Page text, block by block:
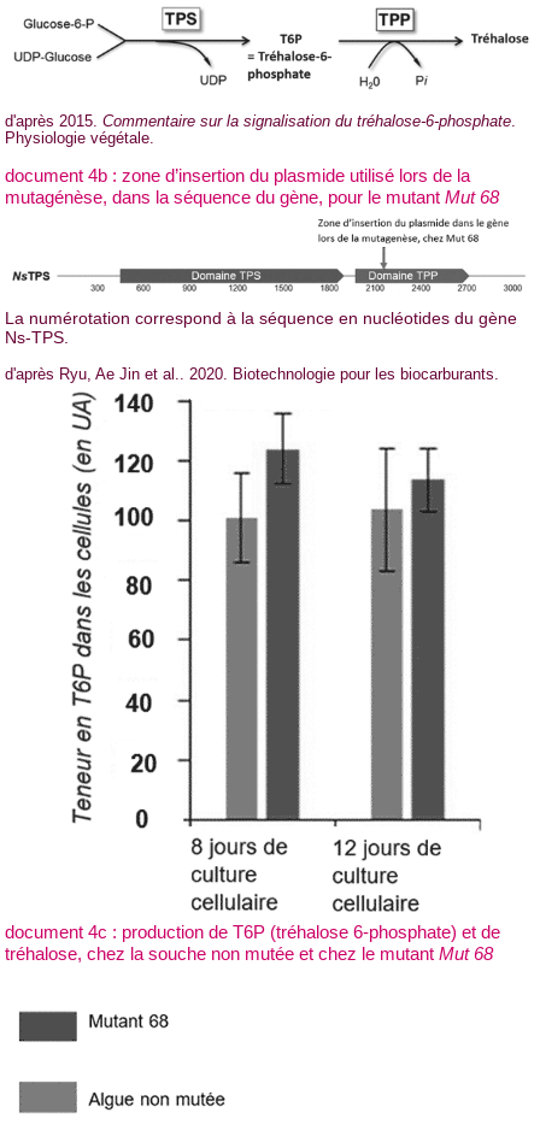
d'après 2015. Commentaire sur la signalisation du tréhalose-6-phosphate.
Physiologie végétale.
document 4b : zone d’insertion du plasmide utilisé lors de la
mutagénèse, dans la séquence du gène, pour le mutant Mut 68
La numérotation correspond à la séquence en nucléotides du gène
Ns-TPS.
d'après Ryu, Ae Jin et al.. 2020. Biotechnologie pour les biocarburants.
document 4c : production de T6P (tréhalose 6-phosphate) et de
tréhalose, chez la souche non mutée et chez le mutant Mut 68